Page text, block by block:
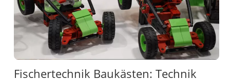
Fischertechnik Baukästen: Technik